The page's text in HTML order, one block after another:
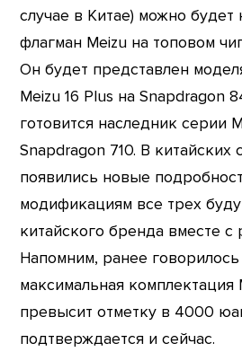
случае в Китае) можно
флагман Meizu на топовом
Он будет представлен
Meizu 16 Plus на Snapdragon
готовится наследник серии
Snapdragon 710. В китайских
появились новые
модификациям все трех
китайского бренда вместе с
Напомним, ранее говорилось
максимальная комплектация
превысит отметку в 4000
подтверждается и сейчас.